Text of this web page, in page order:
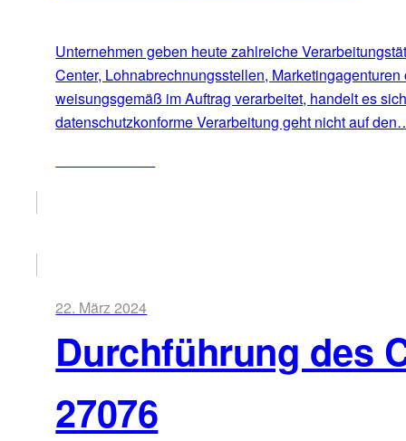
Unternehmen geben heute zahlreiche
Center, Lohnabrechnungsstellen,
weisungsgemäß im Auftrag verarbeitet, handelt es
datenschutzkonforme Verarbeitung geht nicht auf
22. März 2024
Durchführung des
27076